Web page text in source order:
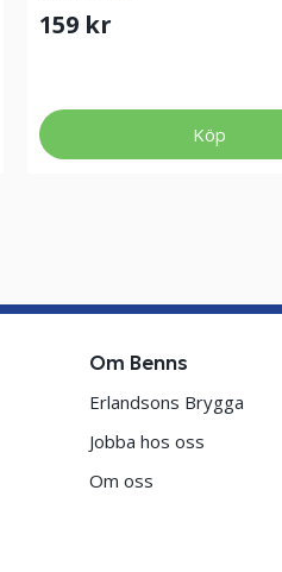
159 kr
Köp
Om Benns
Erlandsons Brygga
Jobba hos oss
Om oss